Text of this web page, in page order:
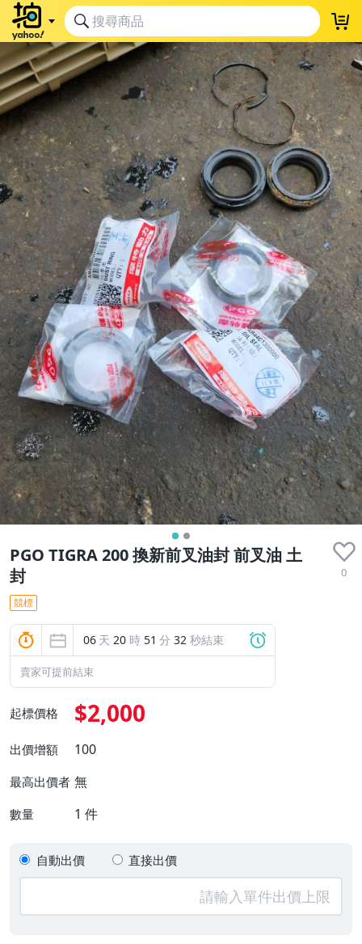
PGO TIGRA 200 換新前叉油封 前叉油 土
封
0
競標
06 天 20 時 51 分 31 秒結束
賣家可提前結束
起標價格 $2,000
出價增額 100
最高出價者 無
數量 1 件
自動出價 直接出價